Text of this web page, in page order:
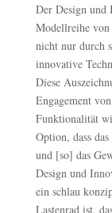
Der Design und
Modellreihe von
nicht nur durch
innovative
Diese
Engagement
Funktionalität
Option, dass
und [so] das
Design und
ein schlau
Lastenrad ist,